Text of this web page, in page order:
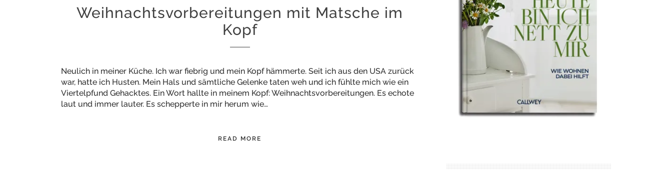
Weihnachtsvorbereitungen mit Matsche im
Kopf
Neulich in meiner Küche. Ich war fiebrig und mein Kopf hämmerte. Seit ich aus den USA zurück
war, hatte ich Husten. Mein Hals und sämtliche Gelenke taten weh und ich fühlte mich wie ein
Viertelpfund Gehacktes. Ein Wort hallte in meinem Kopf: Weihnachtsvorbereitungen. Es echote
laut und immer lauter. Es schepperte in mir herum wie…
READ MORE